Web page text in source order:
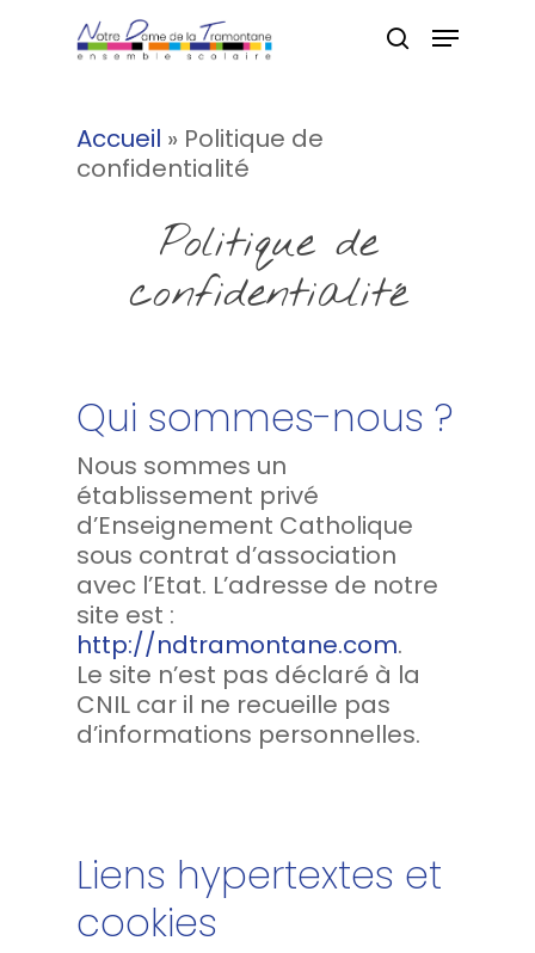
Hit enter to search or ESC to
close
Accueil » Politique de
confidentialité
Politique de
confidentialité
Qui sommes-nous ?
Nous sommes un
établissement privé
d’Enseignement Catholique
sous contrat d’association
avec l’Etat. L’adresse de notre
site est :
http://ndtramontane.com.
Le site n’est pas déclaré à la
CNIL car il ne recueille pas
d’informations personnelles.
Liens hypertextes et
cookies